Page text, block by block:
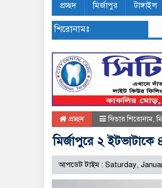
প্রচ্ছদ মির্জাপুর টাঙ্গাইল
শিরোনামঃ
প্রচ্ছদ ফিচার শিরোনাম,
মির্জাপুরে ২ ইটভাটাকে
আপডেট টাইম : Saturday,